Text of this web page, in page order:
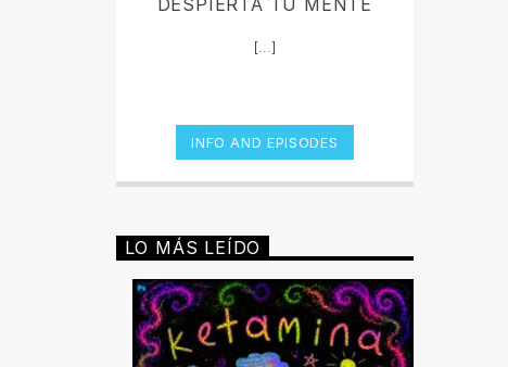
[...]
INFO AND EPISODES
LO MÁS LEÍDO